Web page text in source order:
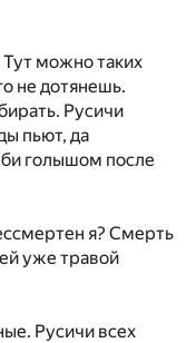
можно таких
не дотянешь.
Русичи
пьют, да
голышом после
я? Смерть
уже травой
Русичи всех